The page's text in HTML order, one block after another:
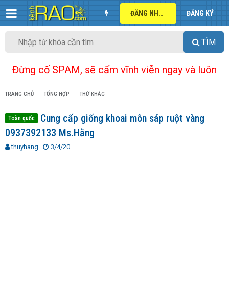
ĐĂNG NHẬP ĐĂNG KÝ
TÌM
Đừng cố SPAM, sẽ cấm vĩnh viễn ngay và luôn
TRANG CHỦ TỔNG HỢP THỨ KHÁC
Toàn quốc
Cung cấp giống khoai môn sáp ruột vàng
0937392133 Ms.Hằng
T
thuyhang
N
3/4/20